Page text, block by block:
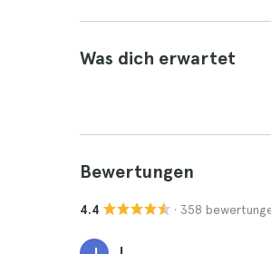
Was dich erwartet
Bewertungen
4.4 · 358